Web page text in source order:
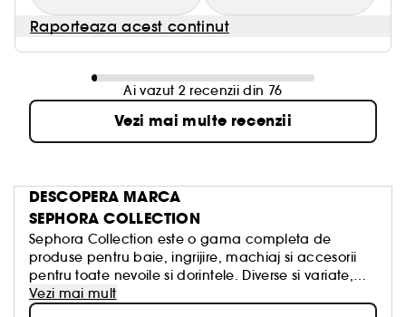
Raporteaza acest continut
Ai vazut 2 recenzii din 76
Vezi mai multe recenzii
DESCOPERA MARCA
SEPHORA COLLECTION
Sephora Collection este o gama completa de
produse pentru baie, ingrijire, machiaj si accesorii
pentru toate nevoile si dorintele. Diverse si variate,
creative si rafinate, concepute cu respect pentru
calitatea autentica, aceste produse au fost create
Vezi mai mult